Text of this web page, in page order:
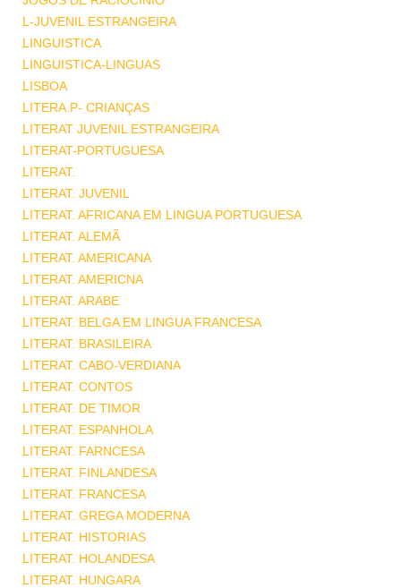
L-JUVENIL ESTRANGEIRA
LINGUISTICA
LINGUISTICA-LINGUAS
LISBOA
LITERA.P- CRIANÇAS
LITERAT JUVENIL ESTRANGEIRA
LITERAT-PORTUGUESA
LITERAT.
LITERAT. JUVENIL
LITERAT. AFRICANA EM LINGUA PORTUGUESA
LITERAT. ALEMÃ
LITERAT. AMERICANA
LITERAT. AMERICNA
LITERAT. ARABE
LITERAT. BELGA EM LINGUA FRANCESA
LITERAT. BRASILEIRA
LITERAT. CABO-VERDIANA
LITERAT. CONTOS
LITERAT. DE TIMOR
LITERAT. ESPANHOLA
LITERAT. FARNCESA
LITERAT. FINLANDESA
LITERAT. FRANCESA
LITERAT. GREGA MODERNA
LITERAT. HISTORIAS
LITERAT. HOLANDESA
LITERAT. HUNGARA